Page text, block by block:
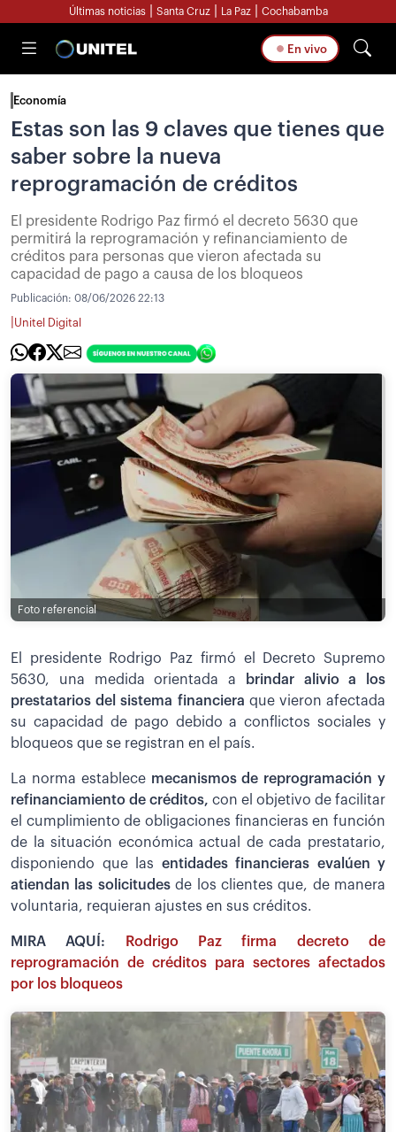
Últimas noticias Santa Cruz La Paz Cochabamba
En vivo
Economía
Estas son las 9 claves que tienes que
saber sobre la nueva
reprogramación de créditos
El presidente Rodrigo Paz firmó el decreto 5630 que
permitirá la reprogramación y refinanciamiento de
créditos para personas que vieron afectada su
capacidad de pago a causa de los bloqueos
Publicación: 08/06/2026 22:13
Unitel Digital
Foto referencial
El presidente Rodrigo Paz firmó el Decreto Supremo
5630, una medida orientada a
brindar alivio a los
prestatarios del sistema financiera que vieron afectada
su capacidad de pago debido a conflictos sociales y
bloqueos que se registran en el país.
La norma establecemecanismos de reprogramación y
refinanciamiento de créditos, con el objetivo de facilitar
el cumplimiento de obligaciones financieras en función
de la situación económica actual de cada prestatario,
disponiendo que las entidades financieras evalúen y
atiendan las solicitudesde los clientes que, de manera
voluntaria, requieran ajustes en sus créditos.
MIRA AQUÍ:
Rodrigo Paz firma decreto de
reprogramación de créditos para sectores afectados
por los bloqueos